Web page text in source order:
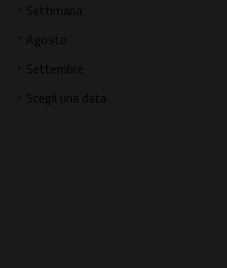
Settimana
Agosto
Settembre
Scegli una data